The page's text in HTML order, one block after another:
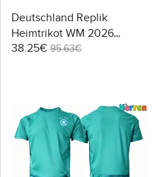
Deutschland Replik
Heimtrikot WM 2026
Kurzarm
38.25€ 95.63€